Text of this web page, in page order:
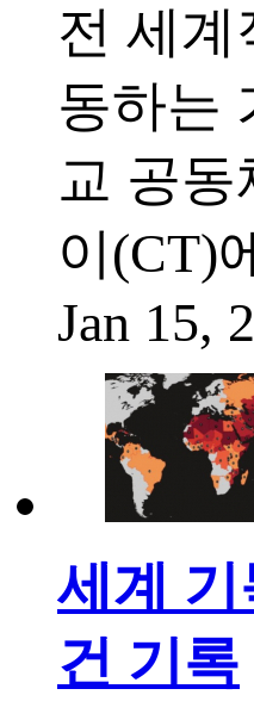
전 세
동하는
교 공
이(CT)
Jan 15,
세계 기
건 기록